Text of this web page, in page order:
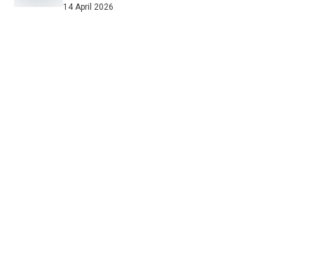
14 April 2026